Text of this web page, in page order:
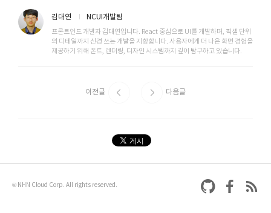
김대연 NCUI개발팀
프론트엔드 개발자 김대연입니다. React 중심으로 UI를 개발하며, 픽셀 단위
의 디테일까지 신경 쓰는 개발을 지향합니다. 사용자에게 더 나은 화면 경험을
제공하기 위해 폰트, 렌더링, 디자인 시스템까지 깊이 탐구하고 있습니다.
이전글 다음글
© NHN Cloud Corp. All rights reserved.